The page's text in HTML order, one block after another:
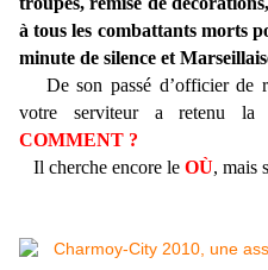
à tous les combattants morts
minute de silence et
De son passé d’officier de
votre serviteur a retenu la
COMMENT ?
Il cherche encore le OÙ, mais